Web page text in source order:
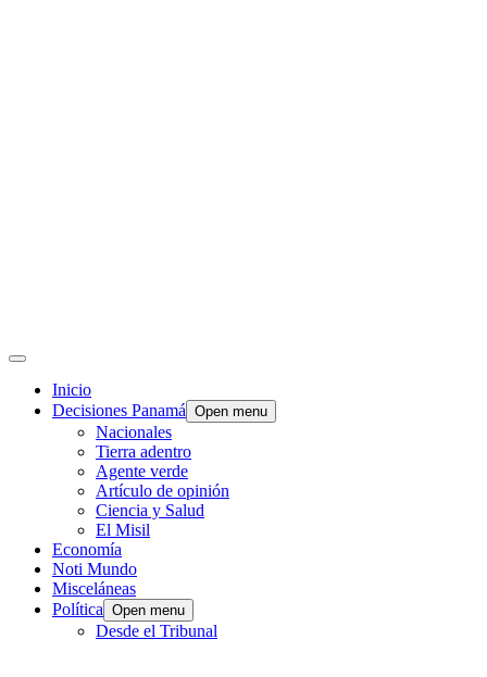
Inicio
Decisiones Panamá Open menu
Nacionales
Tierra adentro
Agente verde
Artículo de opinión
Ciencia y Salud
El Misil
Economía
Noti Mundo
Misceláneas
Política Open menu
Desde el Tribunal